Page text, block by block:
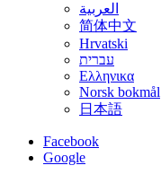
العربية
简体中文
Hrvatski
עברית
Ελληνικα
Norsk bokmål
日本語
Facebook
Google